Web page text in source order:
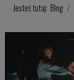
Jesteś tutaj: Blog